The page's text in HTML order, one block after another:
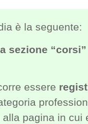
è la seguente:
sezione
essere
alla pagina in cui